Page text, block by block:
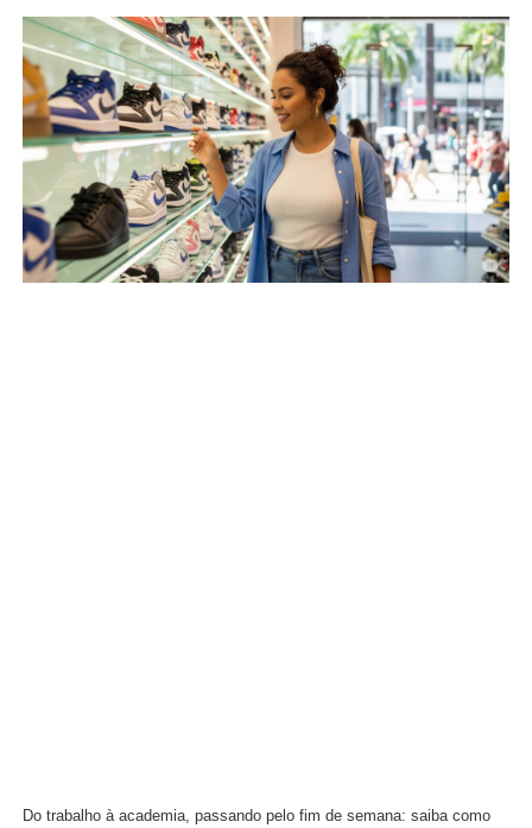
Do trabalho à academia, passando pelo fim de semana: saiba como